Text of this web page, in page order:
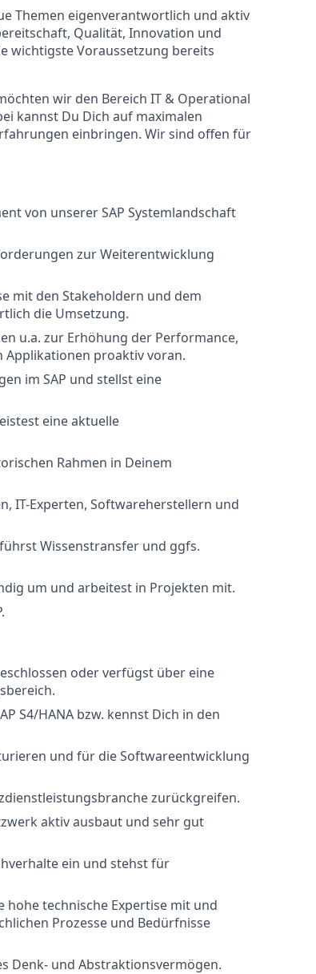
Themen eigenverantwortlich und aktiv
Qualität, Innovation und
wichtigste Voraussetzung bereits
wir den Bereich IT & Operational
kannst Du Dich auf maximalen
einbringen. Wir sind offen für
von unserer SAP Systemlandschaft
zur Weiterentwicklung
mit den Stakeholdern und dem
die Umsetzung.
u.a. zur Erhöhung der Performance,
proaktiv voran.
im SAP und stellst eine
eine aktuelle
Rahmen in Deinem
IT-Experten, Softwareherstellern und
Wissenstransfer und ggfs.
um und arbeitest in Projekten mit.
oder verfügst über eine
S4/HANA bzw. kennst Dich in den
und für die Softwareentwicklung
zurückgreifen.
aktiv ausbaut und sehr gut
ein und stehst für
technische Expertise mit und
Prozesse und Bedürfnisse
Denk- und Abstraktionsvermögen.